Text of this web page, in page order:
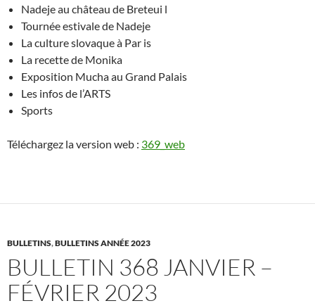
Nadeje au château de Breteui l
Tournée estivale de Nadeje
La culture slovaque à Par is
La recette de Monika
Exposition Mucha au Grand Palais
Les infos de l’ARTS
Sports
Téléchargez la version web : 369_web
BULLETINS,BULLETINS ANNÉE 2023
BULLETIN 368 JANVIER –
FÉVRIER 2023